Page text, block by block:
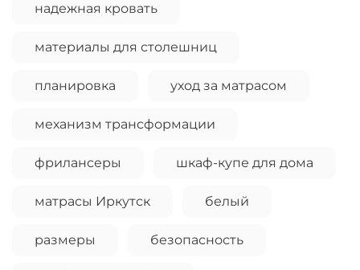
надежная кровать
материалы для столешниц
планировка уход за матрасом
механизм трансформации
фрилансеры шкаф-купе для дома
матрасы Иркутск белый
размеры безопасность